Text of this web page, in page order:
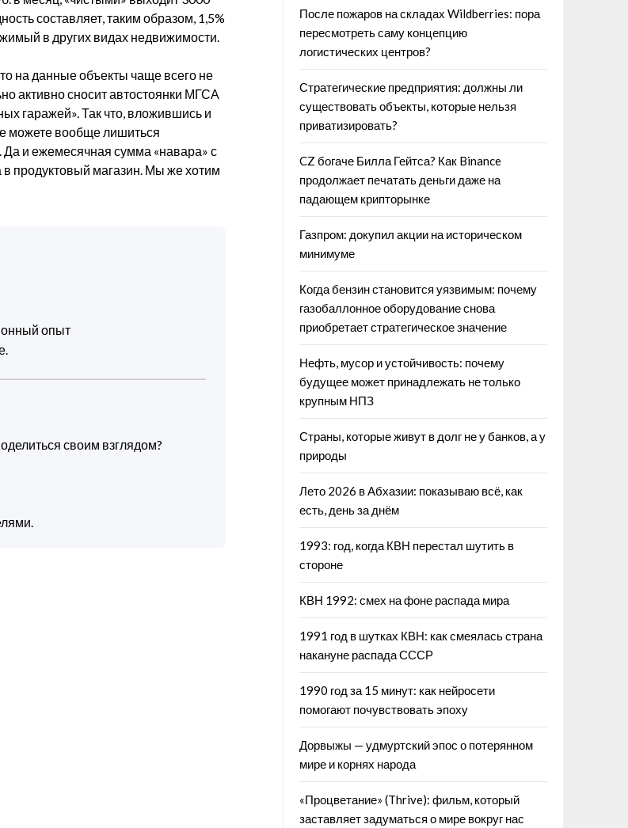
составляет, таким образом, 1,5%
в других видах недвижимости.
на данные объекты чаще всего не
активно сносит автостоянки МГСА
гаражей». Так что, вложившись и
можете вообще лишиться
и ежемесячная сумма «навара» с
в продуктовый магазин. Мы же хотим
опыт
своим взглядом?
После пожаров на складах Wildberries: пора
пересмотреть саму концепцию
логистических центров?
Стратегические предприятия: должны ли
существовать объекты, которые нельзя
приватизировать?
CZ богаче Билла Гейтса? Как Binance
продолжает печатать деньги даже на
падающем крипторынке
Газпром: докупил акции на историческом
минимуме
Когда бензин становится уязвимым: почему
газобаллонное оборудование снова
приобретает стратегическое значение
Нефть, мусор и устойчивость: почему
будущее может принадлежать не только
крупным НПЗ
Страны, которые живут в долг не у банков, а у
природы
Лето 2026 в Абхазии: показываю всё, как
есть, день за днём
1993: год, когда КВН перестал шутить в
стороне
КВН 1992: смех на фоне распада мира
1991 год в шутках КВН: как смеялась страна
накануне распада СССР
1990 год за 15 минут: как нейросети
помогают почувствовать эпоху
Дорвыжы — удмуртский эпос о потерянном
мире и корнях народа
«Процветание» (Thrive): фильм, который
заставляет задуматься о мире вокруг нас